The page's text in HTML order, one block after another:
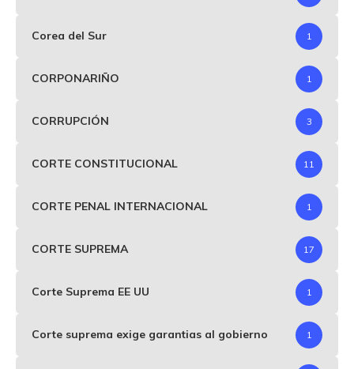
Corea del Sur 1
CORPONARIÑO 1
CORRUPCIÓN 3
CORTE CONSTITUCIONAL 11
CORTE PENAL INTERNACIONAL 1
CORTE SUPREMA 17
Corte Suprema EE UU 1
Corte suprema exige garantias al gobierno 1